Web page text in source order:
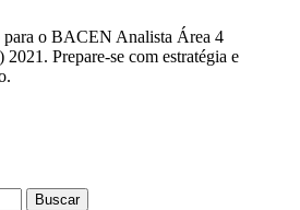
o BACEN Analista Área 4
Prepare-se com estratégia e
Buscar